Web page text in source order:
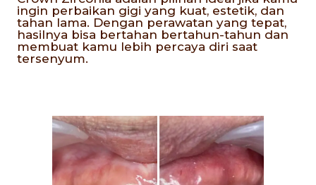
ingin perbaikan gigi yang kuat, estetik, dan
tahan lama. Dengan perawatan yang tepat,
hasilnya bisa bertahan bertahun-tahun dan
membuat kamu lebih percaya diri saat
tersenyum.